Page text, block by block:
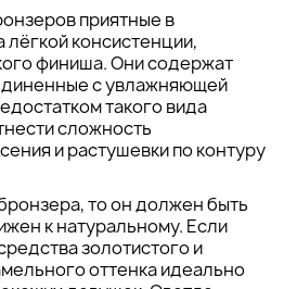
приятные в
лёгкой консистенции,
финиша. Они содержат
с увлажняющей
такого вида
сложность
и растушевки по контуру
то он должен быть
к натуральному. Если
золотистого и
оттенка идеально